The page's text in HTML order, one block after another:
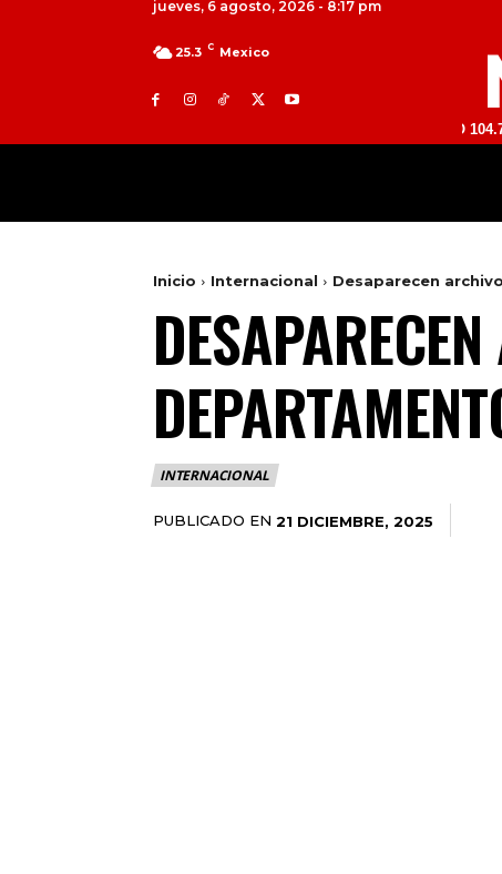
jueves, 6 agosto, 2026 - 8:17 pm
25.3 C Mexico
TOLUCA 98.9 FM | ATLACOMULCO 104.7 FM
Inicio Internacional Desaparecen
INTERNACIONAL
PUBLICADO EN 21 DICIEMBRE, 2025